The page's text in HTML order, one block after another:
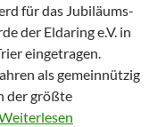
für das Jubiläums-
der Eldaring e.V. in
eingetragen.
als gemeinnützig
der größte